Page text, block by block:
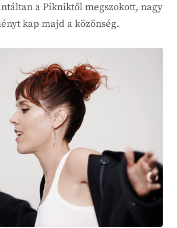
a Pikniktől megszokott, nagy
kap majd a közönség.